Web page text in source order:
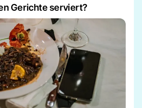
Gerichte serviert?